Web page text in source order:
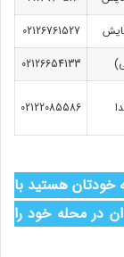
02126761527
02126654133
02122085586
خودتان هستید با
در محله خود را